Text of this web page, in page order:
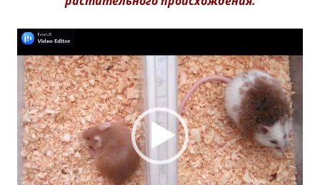
Видеоплеер